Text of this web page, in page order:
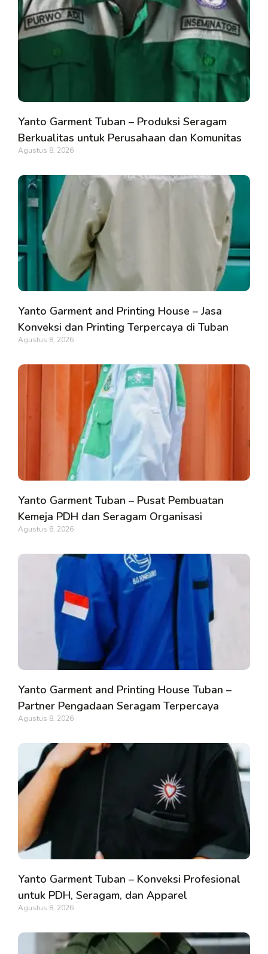
Yanto Garment Tuban – Produksi Seragam
Berkualitas untuk Perusahaan dan Komunitas
Agustus 8, 2026
Yanto Garment and Printing House – Jasa
Konveksi dan Printing Terpercaya di Tuban
Agustus 8, 2026
Yanto Garment Tuban – Pusat Pembuatan
Kemeja PDH dan Seragam Organisasi
Agustus 8, 2026
Yanto Garment and Printing House Tuban –
Partner Pengadaan Seragam Terpercaya
Agustus 8, 2026
Yanto Garment Tuban – Konveksi Profesional
untuk PDH, Seragam, dan Apparel
Agustus 8, 2026